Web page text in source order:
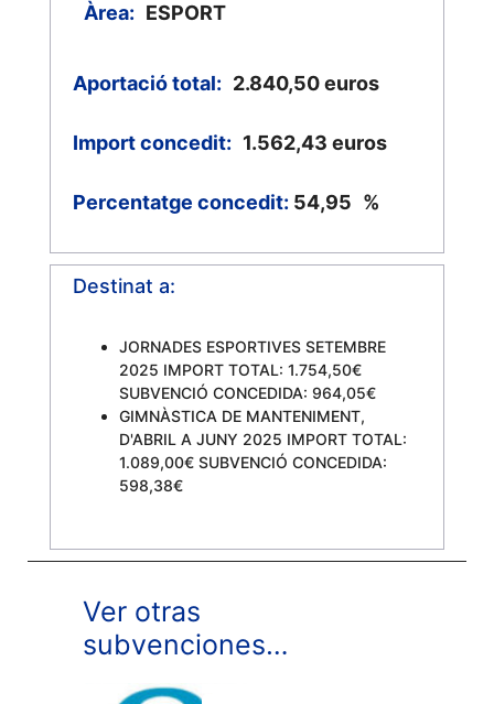
Àrea: ESPORT
Aportació total: 2.840,50 euros
Import concedit: 1.562,43 euros
Percentatge concedit: 54,95 %
Destinat a:
JORNADES ESPORTIVES SETEMBRE
2025 IMPORT TOTAL: 1.754,50€
SUBVENCIÓ CONCEDIDA: 964,05€
GIMNÀSTICA DE MANTENIMENT,
D'ABRIL A JUNY 2025 IMPORT TOTAL:
1.089,00€ SUBVENCIÓ CONCEDIDA:
598,38€
Ver otras
subvenciones…